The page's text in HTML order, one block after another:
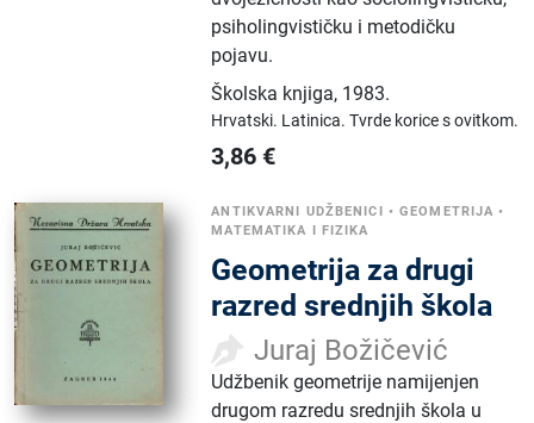
psiholingvističku i metodičku
pojavu.
Školska knjiga, 1983.
Hrvatski. Latinica.Tvrde korice s ovitkom.
3,86 €
ANTIKVARNI UDŽBENICI •GEOMETRIJA •
MATEMATIKA I FIZIKA
Geometrija za drugi
razred srednjih škola
Juraj Božičević
Udžbenik geometrije namijenjen
drugom razredu srednjih škola u